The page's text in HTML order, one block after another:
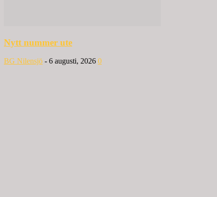
Nytt nummer ute
BG Nilensjö - 6 augusti, 2026 0